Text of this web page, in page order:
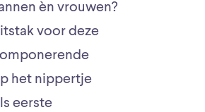
èn vrouwen?
voor deze
het nippertje
eerste